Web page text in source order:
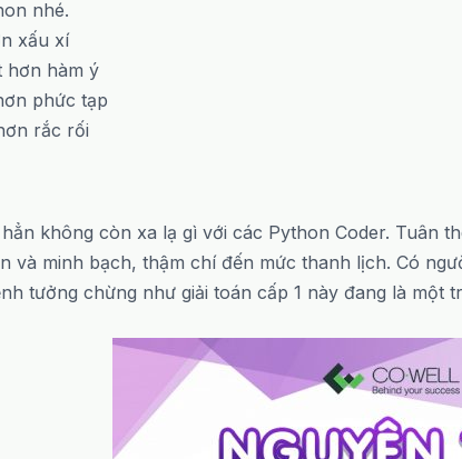
nhé.
xấu xí
hơn hàm ý
phức tạp
rắc rối
không còn xa lạ gì với các Python Coder. Tuân
và minh bạch, thậm chí đến mức thanh lịch. Có
tưởng chừng như giải toán cấp 1 này đang là